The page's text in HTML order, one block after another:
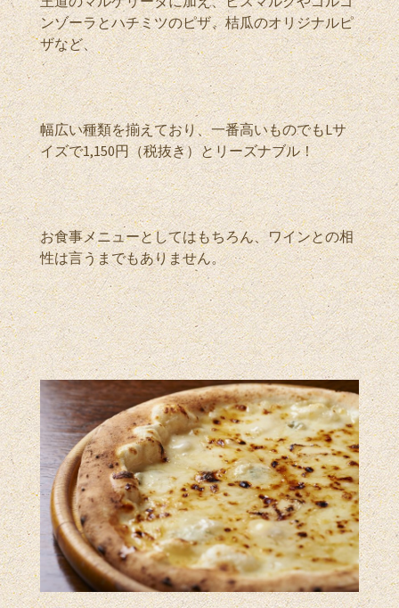
ンゾーラとハチミツのピザ、桔瓜のオリジナルピ
ザなど、
幅広い種類を揃えており、一番高いものでもLサ
イズで1,150円（税抜き）とリーズナブル！
お食事メニューとしてはもちろん、ワインとの相
性は言うまでもありません。